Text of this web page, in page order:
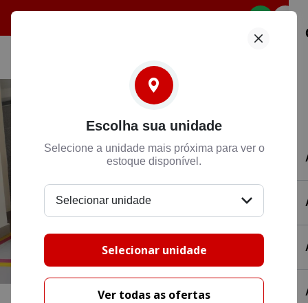
Escolha sua unidade
Selecione a unidade mais próxima para ver o
estoque disponível.
Selecionar unidade
Selecionar unidade
Ver todas as ofertas